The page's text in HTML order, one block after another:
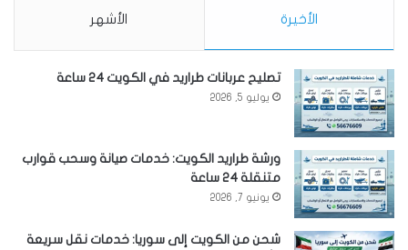
الأخيرة الأشهر
تصليح عربانات طراريد في الكويت 24 ساعة
يوليو 5, 2026
ورشة طراريد الكويت: خدمات صيانة وسحب قوارب
متنقلة 24 ساعة
يونيو 7, 2026
شحن من الكويت إلى سوريا: خدمات نقل سريعة